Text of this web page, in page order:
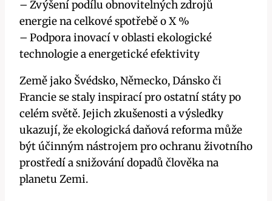
– Zvýšení podílu obnovitelných zdrojů
energie na celkové spotřebě o X %
– Podpora inovací v oblasti ekologické
technologie a energetické efektivity
Země jako Švédsko, Německo, Dánsko či
Francie se staly inspirací pro ostatní státy po
celém světě. Jejich zkušenosti a výsledky
ukazují, že ekologická daňová reforma může
být účinným nástrojem pro ochranu životního
prostředí a snižování dopadů člověka na
planetu Zemi.